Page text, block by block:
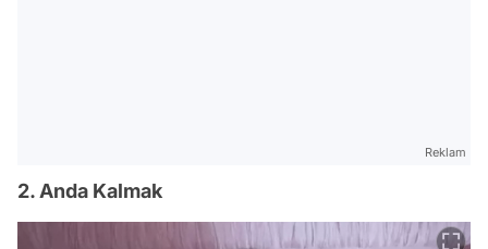
Reklam
2. Anda Kalmak